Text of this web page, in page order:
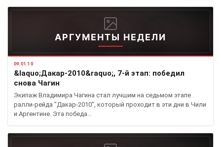
АРГУМЕНТЫ НЕДЕЛИ
09.01.10
&laquo;Дакар-2010&raquo;, 7-й этап: победил
снова Чагин
Экипаж Владимира Чагина стал лучшим на седьмом этапе
ралли-рейда "Дакар-2010", который проходит в эти дни в Чили
и Аргентине. Эта победа…